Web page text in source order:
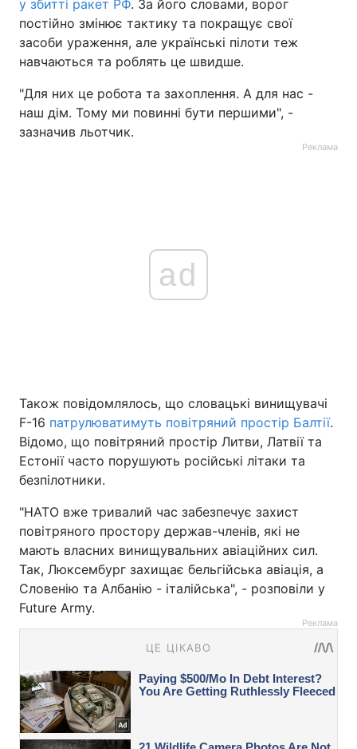
у збитті ракет РФ. За його словами, ворог
постійно змінює тактику та покращує свої
засоби ураження, але українські пілоти теж
навчаються та роблять це швидше.
"Для них це робота та захоплення. А для нас -
наш дім. Тому ми повинні бути першими", -
зазначив льотчик.
Реклама
ad
Також повідомлялось, що словацькі винищувачі
F-16 патрулюватимуть повітряний простір Балтії.
Відомо, що повітряний простір Литви, Латвії та
Естонії часто порушують російські літаки та
безпілотники.
"НАТО вже тривалий час забезпечує захист
повітряного простору держав-членів, які не
мають власних винищувальних авіаційних сил.
Так, Люксембург захищає бельгійська авіація, а
Словенію та Албанію - італійська", - розповіли у
Future Army.
Реклама